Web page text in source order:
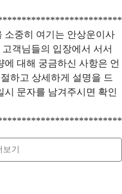
중히 여기는 안상운이사
객님들의 입장에서 서서
대해 궁금하신 사항은 언
하고 상세하게 설명을 드
시 문자를 남겨주시면 확인
기